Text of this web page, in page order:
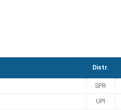
Distr.
SPR
UPI